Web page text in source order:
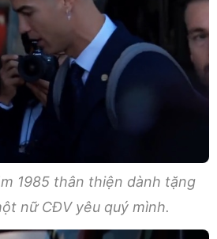
1985 thân thiện dành tặng
nữ CĐV yêu quý mình.